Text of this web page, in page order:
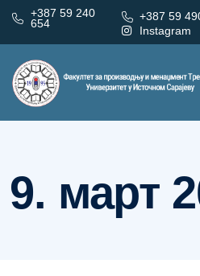
+387 59 240
654
+387 59
Instagram
Дан:
9. март